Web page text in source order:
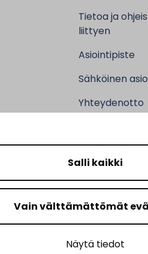
Salli kaikki
Vain välttämättömät
Näytä tiedot
Tietoa ja
liittyen
Asiointipiste
Sähköinen
Yhteydenotto
Ruokalistat